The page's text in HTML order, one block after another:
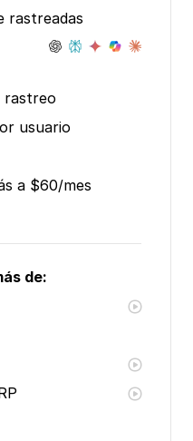
rastreadas
rastreo
usuario
a $60/mes
de: